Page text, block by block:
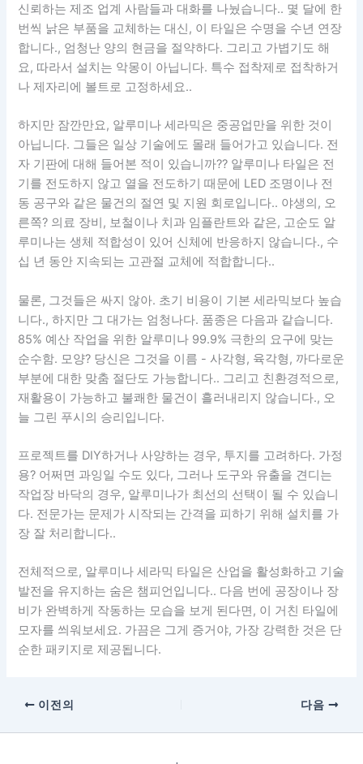
신뢰하는 제조 업계 사람들과 대화를 나눴습니다.. 몇 달에 한
번씩 낡은 부품을 교체하는 대신, 이 타일은 수명을 수년 연장
합니다., 엄청난 양의 현금을 절약하다. 그리고 가볍기도 해
요, 따라서 설치는 악몽이 아닙니다. 특수 접착제로 접착하거
나 제자리에 볼트로 고정하세요..
하지만 잠깐만요, 알루미나 세라믹은 중공업만을 위한 것이
아닙니다. 그들은 일상 기술에도 몰래 들어가고 있습니다. 전
자 기판에 대해 들어본 적이 있습니까?? 알루미나 타일은 전
기를 전도하지 않고 열을 전도하기 때문에 LED 조명이나 전
동 공구와 같은 물건의 절연 및 지원 회로입니다.. 야생의, 오
른쪽? 의료 장비, 보철이나 치과 임플란트와 같은, 고순도 알
루미나는 생체 적합성이 있어 신체에 반응하지 않습니다., 수
십 년 동안 지속되는 고관절 교체에 적합합니다..
물론, 그것들은 싸지 않아. 초기 비용이 기본 세라믹보다 높습
니다., 하지만 그 대가는 엄청나다. 품종은 다음과 같습니다.
85% 예산 작업을 위한 알루미나 99.9% 극한의 요구에 맞는
순수함. 모양? 당신은 그것을 이름 - 사각형, 육각형, 까다로운
부분에 대한 맞춤 절단도 가능합니다.. 그리고 친환경적으로,
재활용이 가능하고 불쾌한 물건이 흘러내리지 않습니다., 오
늘 그린 푸시의 승리입니다.
프로젝트를 DIY하거나 사양하는 경우, 투지를 고려하다. 가정
용? 어쩌면 과잉일 수도 있다, 그러나 도구와 유출을 견디는
작업장 바닥의 경우, 알루미나가 최선의 선택이 될 수 있습니
다. 전문가는 문제가 시작되는 간격을 피하기 위해 설치를 가
장 잘 처리합니다..
전체적으로, 알루미나 세라믹 타일은 산업을 활성화하고 기술
발전을 유지하는 숨은 챔피언입니다.. 다음 번에 공장이나 장
비가 완벽하게 작동하는 모습을 보게 된다면, 이 거친 타일에
모자를 씌워보세요. 가끔은 그게 증거야, 가장 강력한 것은 단
순한 패키지로 제공됩니다.
이전의 다음